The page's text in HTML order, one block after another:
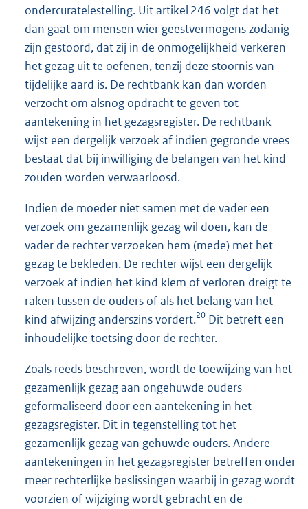
ondercuratelestelling. Uit artikel 246 volgt dat het
dan gaat om mensen wier geestvermogens zodanig
zijn gestoord, dat zij in de onmogelijkheid verkeren
het gezag uit te oefenen, tenzij deze stoornis van
tijdelijke aard is. De rechtbank kan dan worden
verzocht om alsnog opdracht te geven tot
aantekening in het gezagsregister. De rechtbank
wijst een dergelijk verzoek af indien gegronde vrees
bestaat dat bij inwilliging de belangen van het kind
zouden worden verwaarloosd.
Indien de moeder niet samen met de vader een
verzoek om gezamenlijk gezag wil doen, kan de
vader de rechter verzoeken hem (mede) met het
gezag te bekleden. De rechter wijst een dergelijk
verzoek af indien het kind klem of verloren dreigt te
raken tussen de ouders of als het belang van het
kind afwijzing anderszins vordert.20 Dit betreft een
inhoudelijke toetsing door de rechter.
Zoals reeds beschreven, wordt de toewijzing van het
gezamenlijk gezag aan ongehuwde ouders
geformaliseerd door een aantekening in het
gezagsregister. Dit in tegenstelling tot het
gezamenlijk gezag van gehuwde ouders. Andere
aantekeningen in het gezagsregister betreffen onder
meer rechterlijke beslissingen waarbij in gezag wordt
voorzien of wijziging wordt gebracht en de